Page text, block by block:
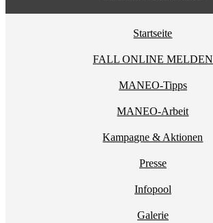
Startseite
FALL ONLINE MELDEN
MANEO-Tipps
MANEO-Arbeit
Kampagne & Aktionen
Presse
Infopool
Galerie